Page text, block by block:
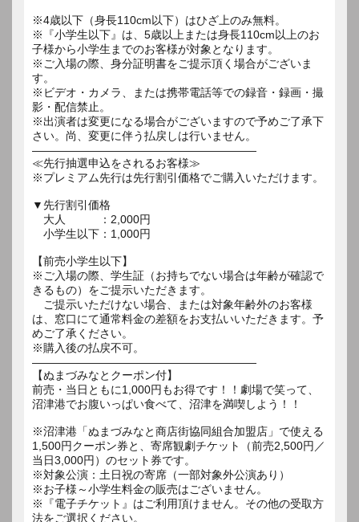
※4歳以下（身長110cm以下）はひざ上のみ無料。
※『小学生以下』は、5歳以上または身長110cm以上のお
子様から小学生までのお客様が対象となります。
※ご入場の際、身分証明書をご提示頂く場合がございま
す。
※ビデオ・カメラ、または携帯電話等での録音・録画・撮
影・配信禁止。
※出演者は変更になる場合がございますので予めご了承下
さい。尚、変更に伴う払戻しは行いません。
――――――――――――――――――――
≪先行抽選申込をされるお客様≫
※プレミアム先行は先行割引価格でご購入いただけます。
▼先行割引価格
大人 ：2,000円
小学生以下：1,000円
【前売小学生以下】
※ご入場の際、学生証（お持ちでない場合は年齢が確認で
きるもの）をご提示いただきます。
ご提示いただけない場合、または対象年齢外のお客様
は、窓口にて通常料金の差額をお支払いいただきます。予
めご了承ください。
※購入後の払戻不可。
――――――――――――――――――――
【ぬまづみなとクーポン付】
前売・当日ともに1,000円もお得です！！劇場で笑って、
沼津港でお腹いっぱい食べて、沼津を満喫しよう！！
※沼津港「ぬまづみなと商店街協同組合加盟店」で使える
1,500円クーポン券と、寄席観劇チケット（前売2,500円／
当日3,000円）のセット券です。
※対象公演：土日祝の寄席（一部対象外公演あり）
※お子様～小学生料金の販売はございません。
※『電子チケット』はご利用頂けません。その他の受取方
法をご選択ください。